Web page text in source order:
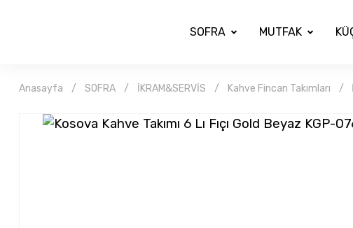
SOFRA MUTFAK
Anasayfa SOFRA İKRAM&SERVİS Kahve Fincan Takımları